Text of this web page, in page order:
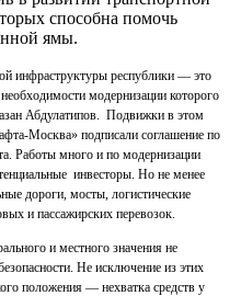
способна помочь
ямы.
инфраструктуры республики — это
модернизации которого
Абдулатипов. Подвижки в этом
Москва» подписали соглашение по
Работы много и по модернизации
инвесторы. Но не менее
дороги, мосты, логистические
и пассажирских перевозок.
и местного значения не
Не исключение из этих
положения — нехватка средств у